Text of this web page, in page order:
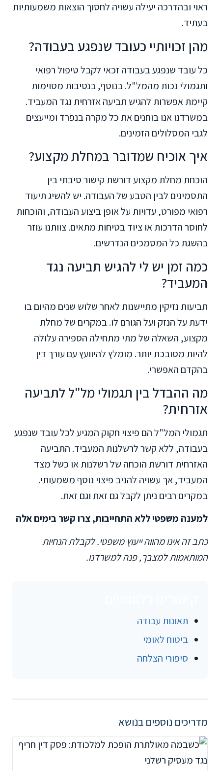
ראוי ובהדרכה יעילה עשויה לחסוך הוצאות משמעותיות
בעתיד.
מהן זכויותיי כעובד שנפגע בעבודה?
כל עובד שנפגע בעבודה זכאי לקבל טיפול רפואי
ותגמולי נכות מהמל"ל. בנוסף, בנסיבות מסוימות
קיימת אפשרות להגיש תביעה אזרחית נגד המעביד.
במשרדנו אנו בוחנים את כל מקרה בנפרד ומייעצים
לגבי המסלולים הזמינים.
איך אוכיח שמדובר במחלת מקצוע?
הוכחת מחלת מקצוע דורשת קישור סיבתי בין
התסמינים לבין הטבע של העבודה. יש להשיג תיעוד
רפואי מפורט, עדויות על אופן ביצוע העבודה, והוכחות
לחוסר הדרכות או ציוד בטיחות מתאים. צוותנו עוזר
בהשגת כל המסמכים הנדרשים.
כמה זמן יש לי להגיש תביעה נגד
המעביד?
תביעות נזיקין מתיישנות לאחר שלוש שנים מהיום בו
ידעת על הנזק ועל הגורם לו. במקרים של מחלת
מקצוע, השאלה של מתי מתחילה הספירה עלולה
להיות מסובכת יותר. מומלץ להיוועץ עם עורך דין
בהקדם האפשרי.
מה ההבדל בין תגמולי מל"ל לתביעה
אזרחית?
תגמולי המל"ל הם פיצוי חקוק המגיע לכל עובד שנפגע
בעבודה, ללא קשר לרשלנות המעביד. התביעה
האזרחית דורשת הוכחה של רשלנות או כשל מצד
המעביד, אך עשויה להניב פיצוי נוסף משמעותי.
במקרים רבים ניתן לקבל גם זאת וגם זאת.
למענה משפטי ללא התחייבות, צרו קשר בימים אלה
כתב זה אינו מהווה ייעוץ משפטי. לקבלת הנחיות
המותאמות למצבך, פנה למשרדנו.
תאונות עבודה
ביטוח לאומי
סיפורי הצלחה
מדריכים נוספים בנושא